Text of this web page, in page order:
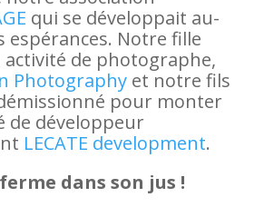
qui se développait au-
espérances. Notre fille
activité de photographe,
Photographyet notre fils
pour monter
de développeur
LECATE development.
dans son jus !